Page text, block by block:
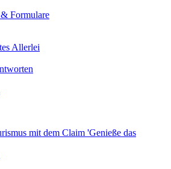
Formulare
Allerlei